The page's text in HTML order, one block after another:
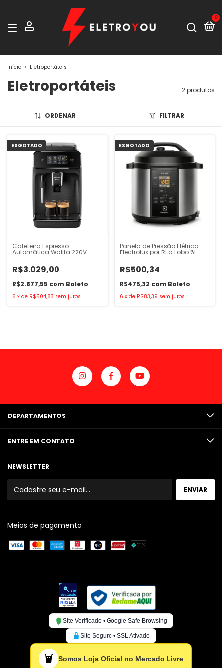
0
Início > Eletroportáteis
Eletroportáteis 2 produtos
ORDENAR FILTRAR
ESGOTADO
Cafeteira Espresso
Automática Walita 220V
R$3.029,00
R$2.877,55 com Boleto
6 x de R$504,83 sem juros
ESGOTADO
Panela de Pressão Elétrica
Electrolux por Rita Lobo 6L
R$500,34
R$475,32 com Boleto
6 x de R$83,39 sem juros
DEPARTAMENTOS
ENTRE EM CONTATO
NEWSLETTER
Meios de pagamento
Site Verificado • Google Safe Browsing
Site Seguro • SSL Ativado
Somos Loja Oficial no Mercado Livre